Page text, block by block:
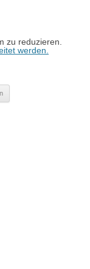
zu reduzieren.
werden.